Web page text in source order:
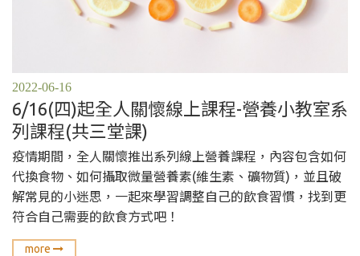
2022-06-16
6/16(四)起全人關懷線上課程-營養小教室系
列課程(共三堂課)
疫情期間，全人關懷推出系列線上營養課程，內容包含如何
代換食物、如何攝取微量營養素(維生素、礦物質)，並且破
解常見的小迷思，一起來學習調整自己的飲食習慣，找到更
符合自己需要的飲食方式吧！
more